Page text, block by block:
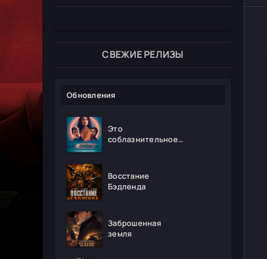
СВЕЖИЕ РЕЛИЗЫ
Обновления
Это
соблазнительное
Восстание
Бэдленда
Заброшенная
земля